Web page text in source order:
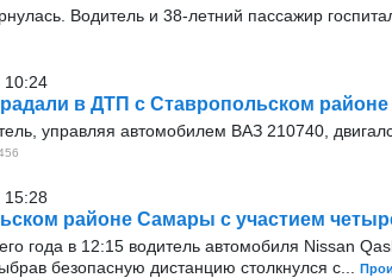
Водитель и 38-летний пассажир
10:24
в ДТП с Ставропольском районе
управляя автомобилем ВАЗ 210740,
15:28
районе Самары с участием
года в 12:15 водитель автомобиля Nissan
безопасную дистанцию столкнулся с...